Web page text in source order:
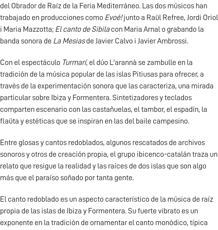
del Obrador de Raíz de la Feria Mediterráneo. Las dos músicos han
trabajado en producciones como Evoé!junto a Raül Refree, Jordi Oriol
i Maria Mazzotta; El canto de Sibilacon Maria Arnal o grabando la
banda sonora de La Mesiasde Javier Calvo i Javier Ambrossi.
Con el espectáculo Turmarí, el dúo L'arannà se zambulle en la
tradición de la música popular de las islas Pitiusas para ofrecer, a
través de la experimentación sonora que las caracteriza, una mirada
particular sobre Ibiza y Formentera. Sintetizadores y teclados
comparten escenario con las castañuelas, el tambor, el espadín, la
flaüta y estéticas que se inspiran en las del baile campesino.
Entre glosas y cantos redoblados, algunos rescatados de archivos
sonoros y otros de creación propia, el grupo ibicenco-catalán traza un
relato que resigue la realidad y las raíces de dos islas que son algo
más que el paraíso soñado por tanta gente.
El canto redoblado es un aspecto característico de la música de raíz
propia de las islas de Ibiza y Formentera. Su fuerte vibrato es un
exponente en la tradición de ornamentar el canto monódico, típica